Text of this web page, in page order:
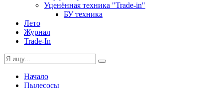
Уценённая техника "Trade-in"
БУ техника
Лето
Журнал
Trade-In
Начало
Пылесосы